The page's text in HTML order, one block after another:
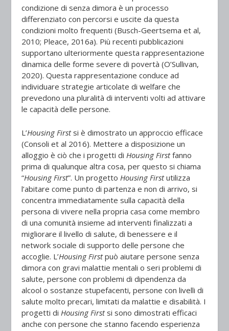
condizione di senza dimora è un processo
differenziato con percorsi e uscite da questa
condizioni molto frequenti (Busch-Geertsema et al,
2010; Pleace, 2016a). Più recenti pubblicazioni
supportano ulteriormente questa rappresentazione
dinamica delle forme severe di povertà (O’Sullivan,
2020). Questa rappresentazione conduce ad
individuare strategie articolate di welfare che
prevedono una pluralità di interventi volti ad attivare
le capacità delle persone.
L’Housing Firstsi è dimostrato un approccio efficace
(Consoli et al 2016). Mettere a disposizione un
alloggio è ciò che i progetti di Housing Firstfanno
prima di qualunque altra cosa, per questo si chiama
“Housing First”. Un progetto Housing Firstutilizza
l’abitare come punto di partenza e non di arrivo, si
concentra immediatamente sulla capacità della
persona di vivere nella propria casa come membro
di una comunità insieme ad interventi finalizzati a
migliorare il livello di salute, di benessere e il
network sociale di supporto delle persone che
accoglie. L’Housing Firstpuò aiutare persone senza
dimora con gravi malattie mentali o seri problemi di
salute, persone con problemi di dipendenza da
alcool o sostanze stupefacenti, persone con livelli di
salute molto precari, limitati da malattie e disabilità. I
progetti di Housing Firstsi sono dimostrati efficaci
anche con persone che stanno facendo esperienza